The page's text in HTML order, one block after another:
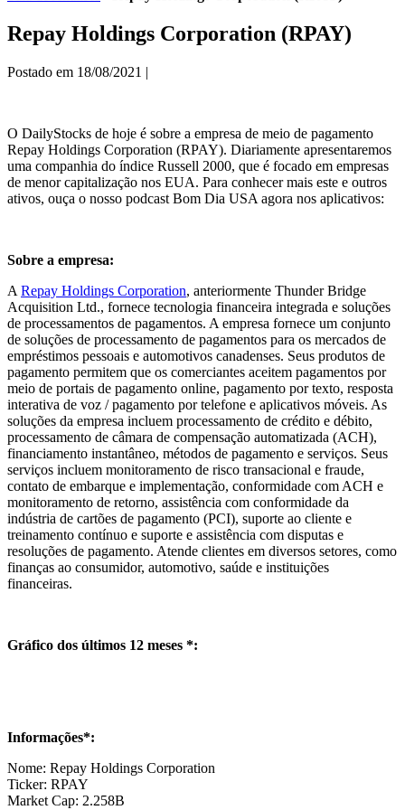
Repay Holdings Corporation (RPAY)
Postado em 18/08/2021 |
O DailyStocks de hoje é sobre a empresa de meio de pagamento
Repay Holdings Corporation (RPAY). Diariamente apresentaremos
uma companhia do índice Russell 2000, que é focado em empresas
de menor capitalização nos EUA. Para conhecer mais este e outros
ativos, ouça o nosso podcast Bom Dia USA agora nos aplicativos:
Sobre a empresa:
A Repay Holdings Corporation, anteriormente Thunder Bridge
Acquisition Ltd., fornece tecnologia financeira integrada e soluções
de processamentos de pagamentos. A empresa fornece um conjunto
de soluções de processamento de pagamentos para os mercados de
empréstimos pessoais e automotivos canadenses. Seus produtos de
pagamento permitem que os comerciantes aceitem pagamentos por
meio de portais de pagamento online, pagamento por texto, resposta
interativa de voz / pagamento por telefone e aplicativos móveis. As
soluções da empresa incluem processamento de crédito e débito,
processamento de câmara de compensação automatizada (ACH),
financiamento instantâneo, métodos de pagamento e serviços. Seus
serviços incluem monitoramento de risco transacional e fraude,
contato de embarque e implementação, conformidade com ACH e
monitoramento de retorno, assistência com conformidade da
indústria de cartões de pagamento (PCI), suporte ao cliente e
treinamento contínuo e suporte e assistência com disputas e
resoluções de pagamento. Atende clientes em diversos setores, como
finanças ao consumidor, automotivo, saúde e instituições
financeiras.
Gráfico dos últimos 12 meses *:
Informações*:
Nome: Repay Holdings Corporation
Ticker: RPAY
Market Cap: 2.258B